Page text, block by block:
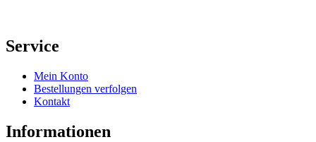
Service
Mein Konto
Bestellungen verfolgen
Kontakt
Informationen